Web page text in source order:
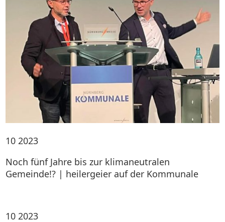
10 2023
Noch fünf Jahre bis zur klimaneutralen
Gemeinde!? | heilergeier auf der Kommunale
10 2023